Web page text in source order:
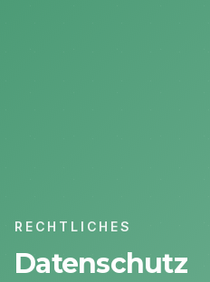
RECHTLICHES
Datenschutz